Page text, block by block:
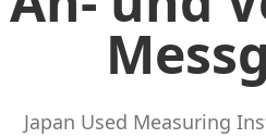
Japan Used Measuring